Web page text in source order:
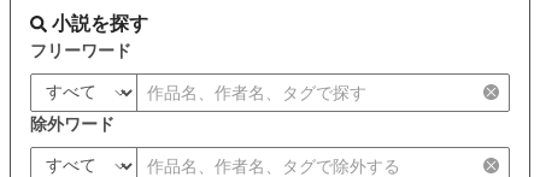
小説を探す
フリーワード
除外ワード